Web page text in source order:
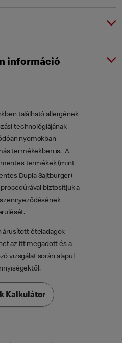
információ
található allergének
technológiájának
nyomokban
termékekben is. A
termékek (mint
Dupla Sajtburger)
biztosítjuk a
árusított ételadagok
az itt megadott és a
vizsgálat során alapul
Kalkulátor